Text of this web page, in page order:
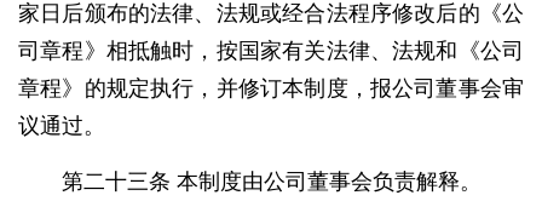
家日后颁布的法律、法规或经合法程序修改后的《公
司章程》相抵触时，按国家有关法律、法规和《公司
章程》的规定执行，并修订本制度，报公司董事会审
议通过。
第二十三条 本制度由公司董事会负责解释。